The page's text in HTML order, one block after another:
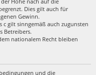
Dies gilt auch für
Gewinn.
c gilt sinngemäß auch zugunsten
Betreibers.
nationalem Recht bleiben
und die